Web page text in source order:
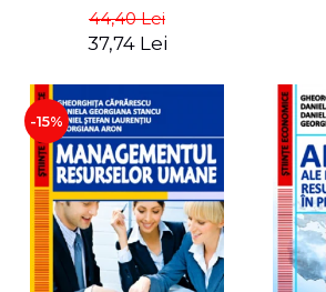
44,40 Lei
37,74 Lei
-15%